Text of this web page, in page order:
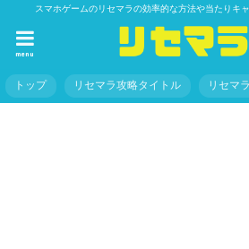
スマホゲームのリセマラの効率的な方法や当たりキ
menu
トップ リセマラ攻略タイトル リセマ